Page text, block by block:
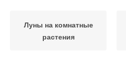
Луны на комнатные
растения